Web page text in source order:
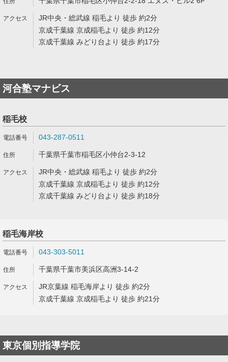
JR中央・総武線 稲毛より 徒歩 約2分
京成千葉線 京成稲毛より 徒歩 約12分
京成千葉線 みどり台より 徒歩 約17分
河合塾マナビス
稲毛校
043-287-0511
千葉県千葉市稲毛区小仲台2-3-12
JR中央・総武線 稲毛より 徒歩 約2分
京成千葉線 京成稲毛より 徒歩 約12分
京成千葉線 みどり台より 徒歩 約18分
稲毛海岸校
043-303-5011
千葉県千葉市美浜区高洲3-14-2
JR京葉線 稲毛海岸より 徒歩 約2分
京成千葉線 京成稲毛より 徒歩 約21分
東京個別指導学院